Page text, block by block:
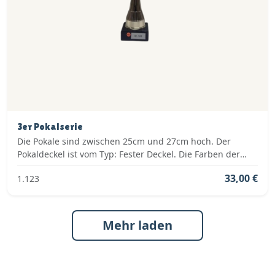
3er Pokalserie
Die Pokale sind zwischen 25cm und 27cm hoch. Der
Pokaldeckel ist vom Typ: Fester Deckel. Die Farben der
1.123
33,00 €
Mehr laden